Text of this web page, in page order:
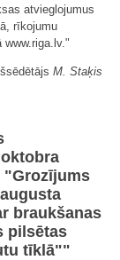
atvieglojumus
rīkojumu
M. Staķis
"Grozījums
braukšanas
pilsētas
tīklā""